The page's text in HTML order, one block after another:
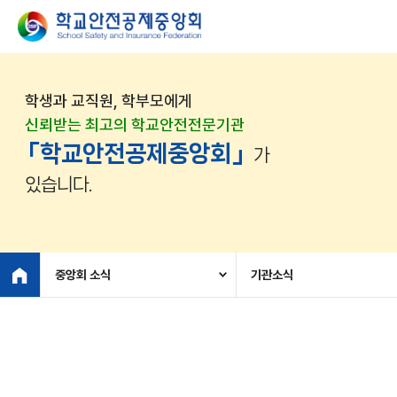
학생과 교직원, 학부모에게
신뢰받는 최고의 학교안전전문기관
「학교안전공제중앙회」
가
있습니다.
중앙회 소식 기관소식